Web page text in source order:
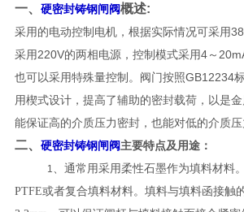
一、 硬密封铸钢闸阀概述:
采用的电动控制电机，根据实际情况可采用
采用220V的两相电源，控制模式采用4～
也可以采用特殊量控制。阀门按照GB12234
用楔式设计，提高了辅助的密封载荷，以是
能保证高的介质压力密封，也能对低的介质压
二、 硬密封铸钢闸阀主要特点及用途：
1
、通常用采用柔性石墨作为填料材料
PTFE或者复合填料材料。填料与填料函接触